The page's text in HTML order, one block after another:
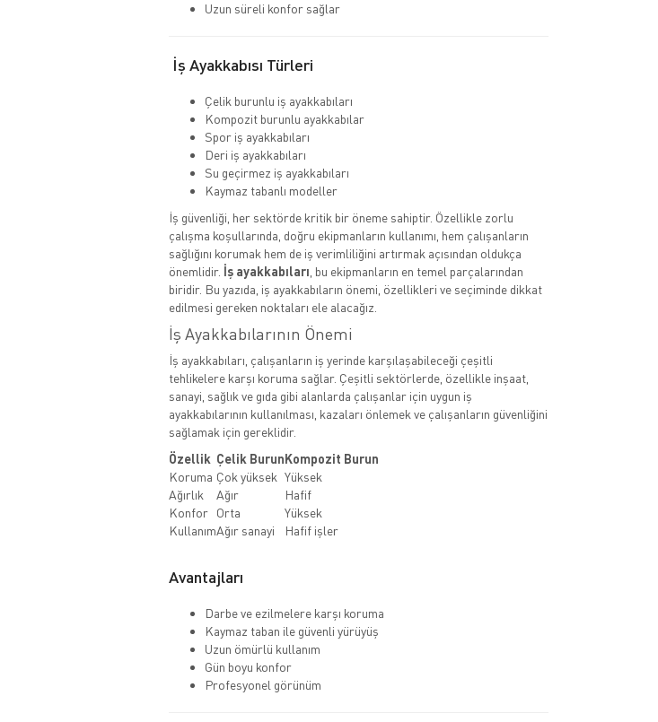
Uzun süreli konfor sağlar
İş Ayakkabısı Türleri
Çelik burunlu iş ayakkabıları
Kompozit burunlu ayakkabılar
Spor iş ayakkabıları
Deri iş ayakkabıları
Su geçirmez iş ayakkabıları
Kaymaz tabanlı modeller
İş güvenliği, her sektörde kritik bir öneme sahiptir. Özellikle zorlu
çalışma koşullarında, doğru ekipmanların kullanımı, hem çalışanların
sağlığını korumak hem de iş verimliliğini artırmak açısından oldukça
önemlidir. İş ayakkabıları , bu ekipmanların en temel parçalarından
biridir. Bu yazıda, iş ayakkabıların önemi, özellikleri ve seçiminde dikkat
edilmesi gereken noktaları ele alacağız.
İş Ayakkabılarının Önemi
İş ayakkabıları, çalışanların iş yerinde karşılaşabileceği çeşitli
tehlikelere karşı koruma sağlar. Çeşitli sektörlerde, özellikle inşaat,
sanayi, sağlık ve gıda gibi alanlarda çalışanlar için uygun iş
ayakkabılarının kullanılması, kazaları önlemek ve çalışanların güvenliğini
sağlamak için gereklidir.
Özellik Çelik BurunKompozit Burun
Koruma Çok yüksek Yüksek
Ağırlık
Ağır
Hafif
Konfor
Orta
Yüksek
KullanımAğır sanayi Hafif işler
Avantajları
Darbe ve ezilmelere karşı koruma
Kaymaz taban ile güvenli yürüyüş
Uzun ömürlü kullanım
Gün boyu konfor
Profesyonel görünüm